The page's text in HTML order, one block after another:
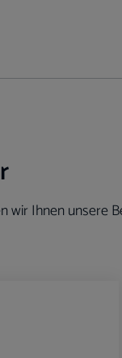
wir Ihnen unsere